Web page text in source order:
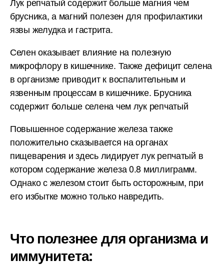
брусника, а магний полезен для профилактики
язвы желудка и гастрита.
Селен оказывает влияние на полезную
микрофлору в кишечнике. Также дефицит селена
в организме приводит к воспалительным и
язвенным процессам в кишечнике. Брусника
содержит больше селена чем лук репчатый
Повышенное содержание железа также
положительно сказывается на органах
пищеварения и здесь лидирует лук репчатый в
котором содержание железа 0.8 миллиграмм.
Однако с железом стоит быть осторожным, при
его избытке можно только навредить.
Что полезнее для организма и
иммунитета: